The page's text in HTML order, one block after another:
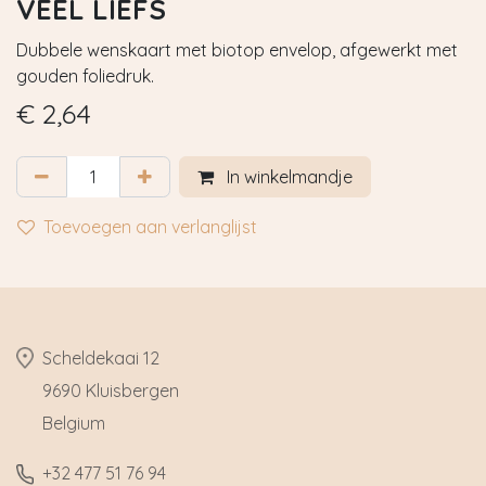
VEEL LIEFS
Dubbele wenskaart met biotop envelop, afgewerkt met
gouden foliedruk.
€ 2,64
In winkelmandje
Toevoegen aan verlanglijst
​Scheldekaai 12
9690 Kluisbergen
​Belgium
​+32 477 51 76 94